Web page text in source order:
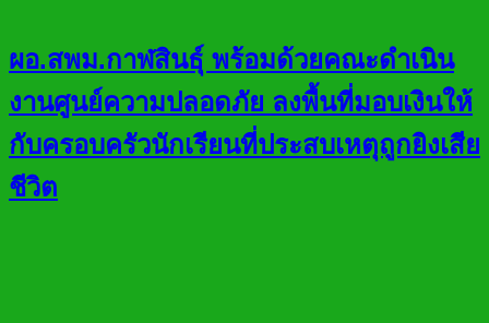
ผอ.สพม.กาฬสินธ์ุ พร้อมด้วยคณะดำเนิน
งานศูนย์ความปลอดภัย ลงพื้นที่มอบเงินให้
กับครอบครัวนักเรียนที่ประสบเหตุถูกยิงเสีย
ชีวิต